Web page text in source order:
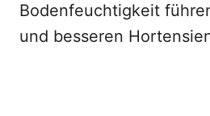
Bodenfeuchtigkeit
und besseren